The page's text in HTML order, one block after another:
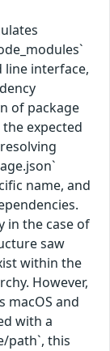
interface,
of package
expected
name, and
in the case of
saw
within the
However,
macOS and
with a
path`, this